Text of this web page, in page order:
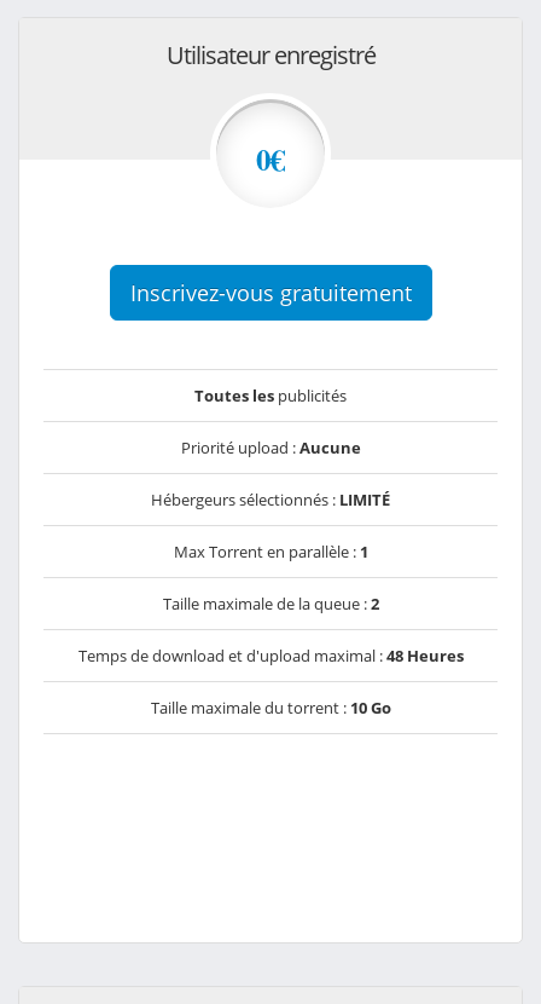
Utilisateur enregistré
0€
Inscrivez-vous gratuitement
Toutes les publicités
Priorité upload :Aucune
Hébergeurs sélectionnés : LIMITÉ
Max Torrent en parallèle : 1
Taille maximale de la queue :2
Temps de download et d'upload maximal :48 Heures
Taille maximale du torrent : 10 Go